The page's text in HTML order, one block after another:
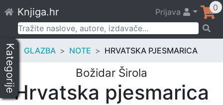
to
content
Knjiga.hr Prijava 0
Pretraži:
Kategorije GLAZBA NOTE HRVATSKA PJESMARICA
Božidar Širola
Hrvatska pjesmarica